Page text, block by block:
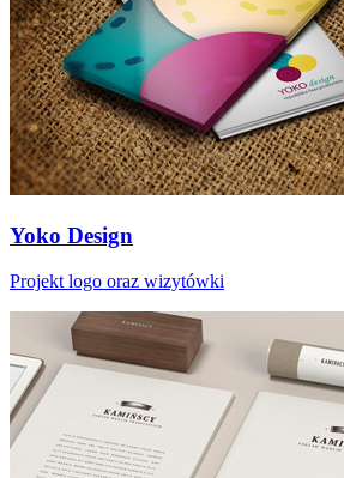
Yoko Design
Projekt logo oraz wizytówki